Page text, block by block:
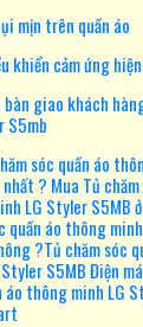
mịn trên quần áo
khiển cảm ứng
bàn giao khách
S5mb
sóc quần áo
? Mua Tủ
LG Styler S5MB
quần áo thông
?Tủ chăm sóc
S5MB Điện
áo thông minh LG